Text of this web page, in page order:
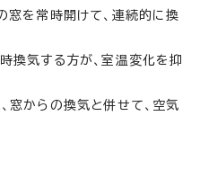
窓を常時開けて、連続的に換
換気する方が、室温変化を抑
窓からの換気と併せて、空気